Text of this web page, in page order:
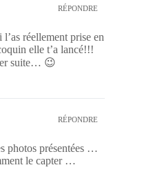
RÉPONDRE
réellement prise en
elle t’a lancé!!!
suite… 😉
RÉPONDRE
photos présentées …
le capter …